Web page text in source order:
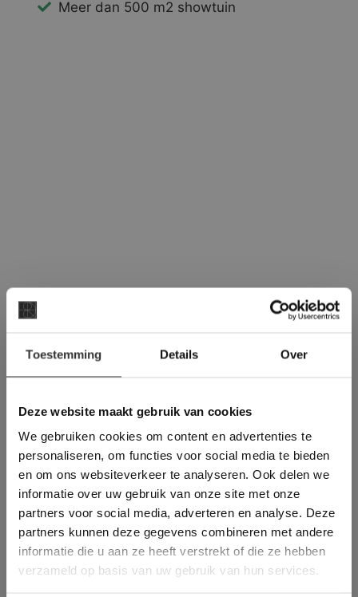
Toestemming Details Over
Deze website maakt gebruik van cookies
We gebruiken cookies om content en advertenties te
personaliseren, om functies voor social media te bieden
en om ons websiteverkeer te analyseren. Ook delen we
informatie over uw gebruik van onze site met onze
partners voor social media, adverteren en analyse. Deze
partners kunnen deze gegevens combineren met andere
informatie die u aan ze heeft verstrekt of die ze hebben
verzameld op basis van uw gebruik van hun services.
Meer dan 500 m2 showtuin
Deze website maakt
gebruik van cookies.
This Cookie Banner was deleted and is no
longer working. Please contact the website
administrator.
Deze website gebruikt cookies om de
gebruikerservaring te verbeteren. Door
gebruik te maken van onze website geeft u
toestemming voor alle cookies in
overeenstemming met ons cookiebeleid.Lees
verder
ALLES ACCEPTEREN